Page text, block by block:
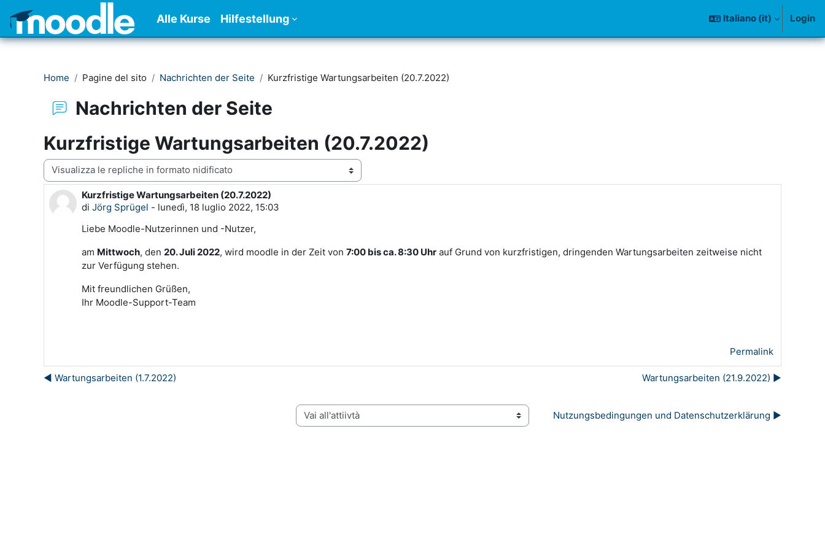
Vai al contenuto principale
Alle Kurse Hilfestellung Italiano ‎(it)‎ Login
Home Pagine del sito Nachrichten der Seite Kurzfristige Wartungsarbeiten (20.7.2022)
Nachrichten der Seite
Kurzfristige Wartungsarbeiten (20.7.2022)
Modalità visualizzazione
Kurzfristige Wartungsarbeiten (20.7.2022)
di Jörg Sprügel - lunedì, 18 luglio 2022, 15:03
Numero di risposte: 0
Liebe Moodle-Nutzerinnen und -Nutzer,
am Mittwoch, den 20. Juli 2022, wird moodle in der Zeit von 7:00 bis ca. 8:30 Uhr auf Grund von kurzfristigen, dringenden Wartungsarbeiten zeitweise nicht
zur Verfügung stehen.
Mit freundlichen Grüßen,
Ihr Moodle-Support-Team
Permalink
◀︎ Wartungsarbeiten (1.7.2022) Wartungsarbeiten (21.9.2022) ▶︎
Vai all'attiivtà Nutzungsbedingungen und Datenschutzerklärung ▶︎